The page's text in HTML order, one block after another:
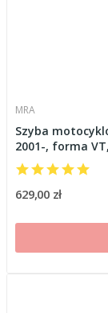
MRA
Szyba
2001-, forma
629,00 zł